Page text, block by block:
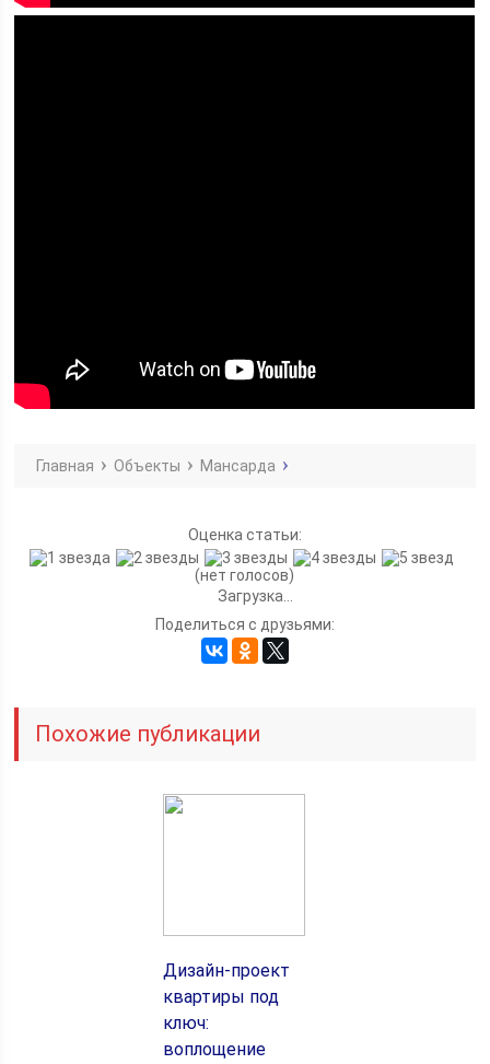
Главная Объекты Мансарда
Оценка статьи:
(нет голосов)
Загрузка...
Поделиться с друзьями:
Похожие публикации
Дизайн-проект
квартиры под
ключ:
воплощение